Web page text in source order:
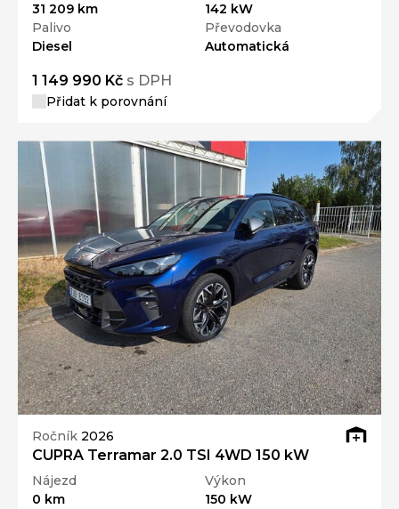
31 209 km
142 kW
Palivo
Diesel
Převodovka
Automatická
1 149 990 Kč s DPH
Přidat k porovnání
Ročník 2026
CUPRA Terramar 2.0 TSI 4WD 150 kW
Nájezd
0 km
Výkon
150 kW